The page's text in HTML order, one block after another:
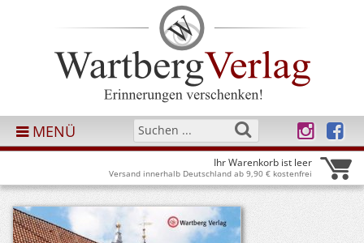
MENÜ
Ihr Warenkorb ist leer
Versand innerhalb Deutschland ab 9,90 € kostenfrei